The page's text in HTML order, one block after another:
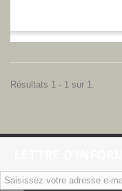
Résultats 1 - 1 sur 1.